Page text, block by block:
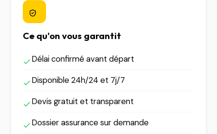
Ce qu'on vous garantit
Délai confirmé avant départ
Disponible 24h/24 et 7j/7
Devis gratuit et transparent
Dossier assurance sur demande